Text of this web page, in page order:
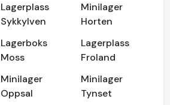
Lagerplass
Sykkylven
Minilager
Horten
Lagerboks
Moss
Lagerplass
Froland
Minilager
Oppsal
Minilager
Tynset